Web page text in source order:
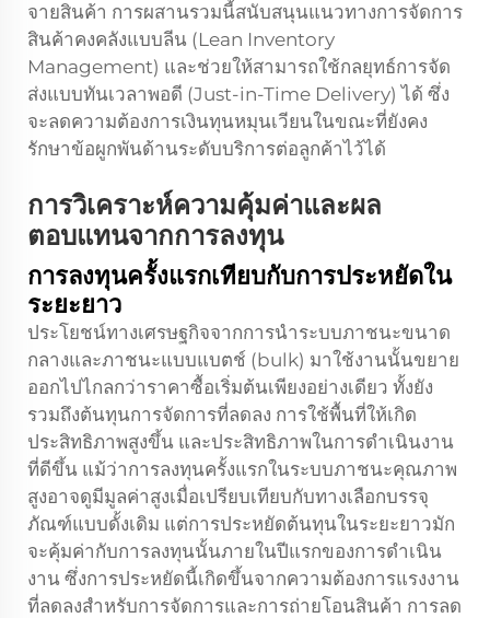
จายสินค้า การผสานรวมนี้สนับสนุนแนวทางการจัดการ
สินค้าคงคลังแบบลีน (Lean Inventory
Management) และช่วยให้สามารถใช้กลยุทธ์การจัด
ส่งแบบทันเวลาพอดี (Just-in-Time Delivery) ได้ ซึ่ง
จะลดความต้องการเงินทุนหมุนเวียนในขณะที่ยังคง
รักษาข้อผูกพันด้านระดับบริการต่อลูกค้าไว้ได้
การวิเคราะห์ความคุ้มค่าและผล
ตอบแทนจากการลงทุน
การลงทุนครั้งแรกเทียบกับการประหยัดใน
ระยะยาว
ประโยชน์ทางเศรษฐกิจจากการนำระบบภาชนะขนาด
กลางและภาชนะแบบแบตช์ (bulk) มาใช้งานนั้นขยาย
ออกไปไกลกว่าราคาซื้อเริ่มต้นเพียงอย่างเดียว ทั้งยัง
รวมถึงต้นทุนการจัดการที่ลดลง การใช้พื้นที่ให้เกิด
ประสิทธิภาพสูงขึ้น และประสิทธิภาพในการดำเนินงาน
ที่ดีขึ้น แม้ว่าการลงทุนครั้งแรกในระบบภาชนะคุณภาพ
สูงอาจดูมีมูลค่าสูงเมื่อเปรียบเทียบกับทางเลือกบรรจุ
ภัณฑ์แบบดั้งเดิม แต่การประหยัดต้นทุนในระยะยาวมัก
จะคุ้มค่ากับการลงทุนนั้นภายในปีแรกของการดำเนิน
งาน ซึ่งการประหยัดนี้เกิดขึ้นจากความต้องการแรงงาน
ที่ลดลงสำหรับการจัดการและการถ่ายโอนสินค้า การลด